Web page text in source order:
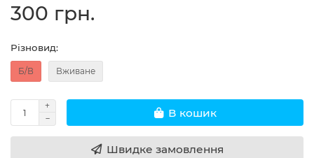
300 грн.
Різновид:
Б/В Вживане
В кошик
Швидке замовлення